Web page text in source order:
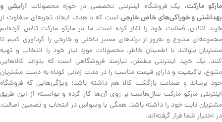
مارکو مارکت، یک فروشگاه اینترنتی تخصصی در حوزه محصولاتآرایشی و
بهداشتی و خوراکی‌های خاص خارجیاست که با هدف ایجاد تجربه‌ای متفاوت از
خرید آنلاین، فعالیت خود را آغاز کرده است. ما در مارکو مارکت تلاش کرده‌ایم
مجموعه‌ای متنوع و به‌روز از برندهای معتبر داخلی و خارجی را گردآوری کنیم تا
مشتریان بتوانند با اطمینان خاطر، محصولات مورد نیاز خود را انتخاب و تهیه
کنند. یک خرید اینترنتی مطمئن، نیازمند فروشگاهی است که بتواند کالاهایی
متنوع، باکیفیت و دارای قیمت مناسب را در مدت زمانی کوتاه به دست مشتریان
خود برساند و ضمانت بازگشت کالا هم داشته باشد؛ ویژگی‌هایی که فروشگاه
اینترنتی مارکو مارکت سال‌هاست بر روی آن‌ها کار کرده و توانسته از این طریق
مشتریان ثابت خود را داشته باشد. همگی با وسواس در انتخاب و تضمین اصالت،
در اختیار شما قرار گرفته‌اند.